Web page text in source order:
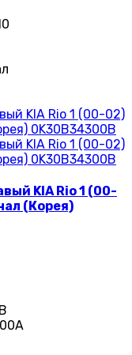
KIA Rio 1 (00-
(Корея)